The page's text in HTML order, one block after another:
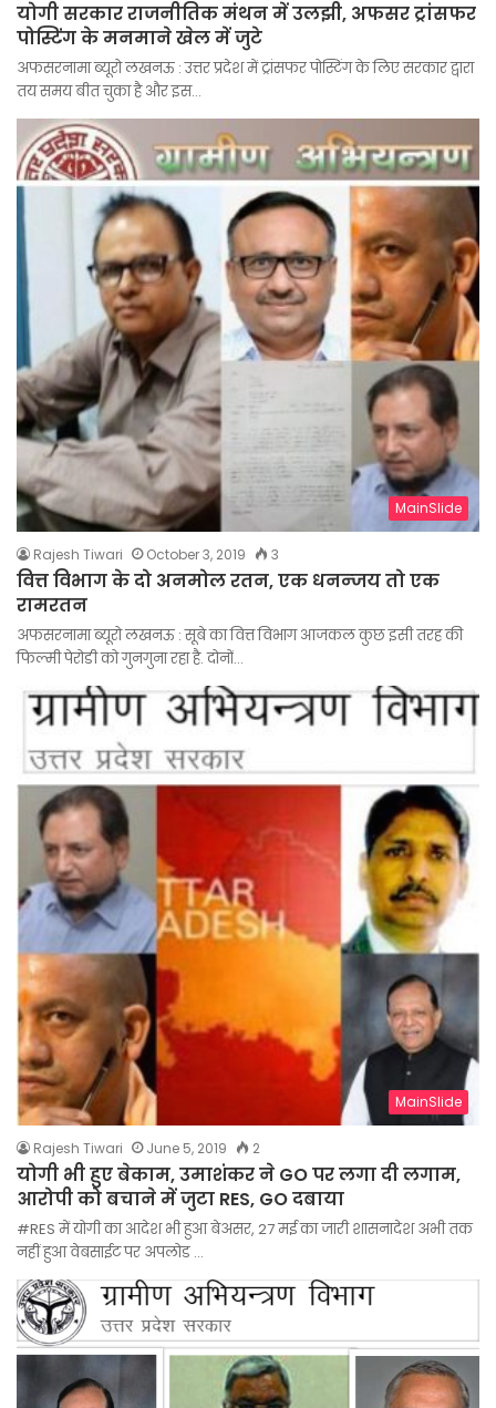
योगी सरकार राजनीतिक मंथन में उलझी, अफसर ट्रांसफर
पोस्टिंग के मनमाने खेल में जुटे
अफसरनामा ब्यूरो लखनऊ : उत्तर प्रदेश में ट्रांसफर पोस्टिंग के लिए सरकार द्वारा
तय समय बीत चुका है और इस…
MainSlide
Rajesh Tiwari October 3, 2019 3
वित्त विभाग के दो अनमोल रतन, एक धनन्जय तो एक
रामरतन
अफसरनामा ब्यूरो लखनऊ : सूबे का वित्त विभाग आजकल कुछ इसी तरह की
फिल्मी पेरोडी को गुनगुना रहा है. दोनों…
MainSlide
Rajesh Tiwari June 5, 2019 2
योगी भी हुए बेकाम, उमाशंकर ने GO पर लगा दी लगाम,
आरोपी को बचाने में जुटा RES, GO दबाया
#RES में योगी का आदेश भी हुआ बेअसर, 27 मई का जारी शासनादेश अभी तक
नहीं हुआ वेबसाईट पर अपलोड …